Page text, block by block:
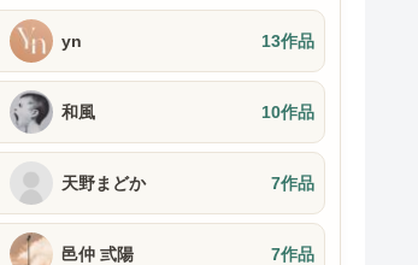
yn 13作品
和風 10作品
天野まどか 7作品
邑仲 弎陽 7作品